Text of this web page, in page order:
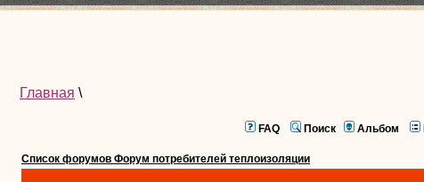
Главная \
FAQ Поиск Альбом
Список форумов Форум потребителей теплоизоляции